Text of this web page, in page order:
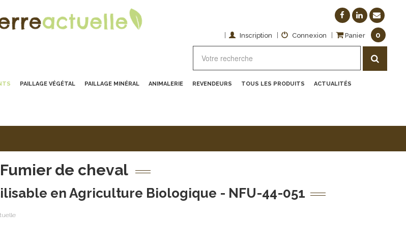
Inscription Connexion Panier 0
PAILLAGE VÉGÉTAL PAILLAGE MINÉRAL ANIMALERIE REVENDEURS TOUS LES PRODUITS ACTUALITÉS
Fumier de cheval
en Agriculture Biologique - NFU-44-051